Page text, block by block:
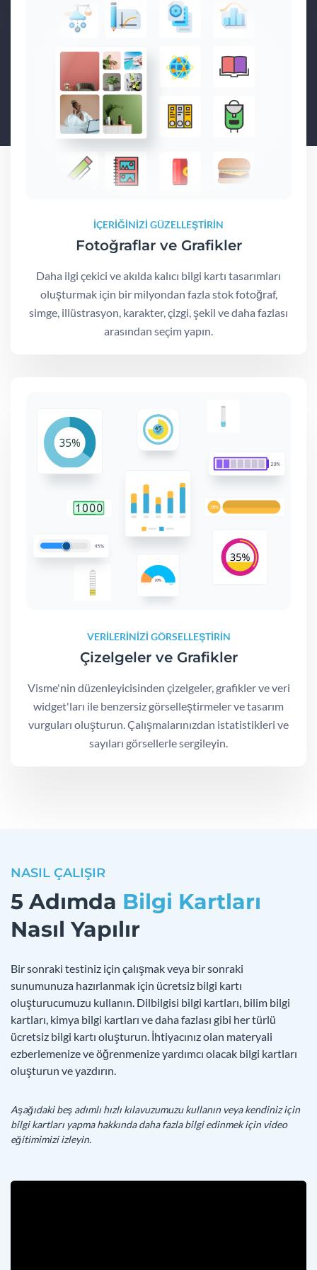
İÇERİĞİNİZİ GÜZELLEŞTİRİN
Fotoğraflar ve Grafikler
Daha ilgi çekici ve akılda kalıcı bilgi kartı tasarımları
oluşturmak için bir milyondan fazla stok fotoğraf,
simge, illüstrasyon, karakter, çizgi, şekil ve daha fazlası
arasından seçim yapın.
VERİLERİNİZİ GÖRSELLEŞTİRİN
Çizelgeler ve Grafikler
Visme'nin düzenleyicisinden çizelgeler, grafikler ve veri
widget'ları ile benzersiz görselleştirmeler ve tasarım
vurguları oluşturun. Çalışmalarınızdan istatistikleri ve
sayıları görsellerle sergileyin.
NASIL ÇALIŞIR
5 Adımda Bilgi Kartları
Nasıl Yapılır
Bir sonraki testiniz için çalışmak veya bir sonraki
sunumunuza hazırlanmak için ücretsiz bilgi kartı
oluşturucumuzu kullanın. Dilbilgisi bilgi kartları, bilim bilgi
kartları, kimya bilgi kartları ve daha fazlası gibi her türlü
ücretsiz bilgi kartı oluşturun. İhtiyacınız olan materyali
ezberlemenize ve öğrenmenize yardımcı olacak bilgi kartları
oluşturun ve yazdırın.
Aşağıdaki beş adımlı hızlı kılavuzumuzu kullanın veya kendiniz için
bilgi kartları yapma hakkında daha fazla bilgi edinmek için video
eğitimimizi izleyin.